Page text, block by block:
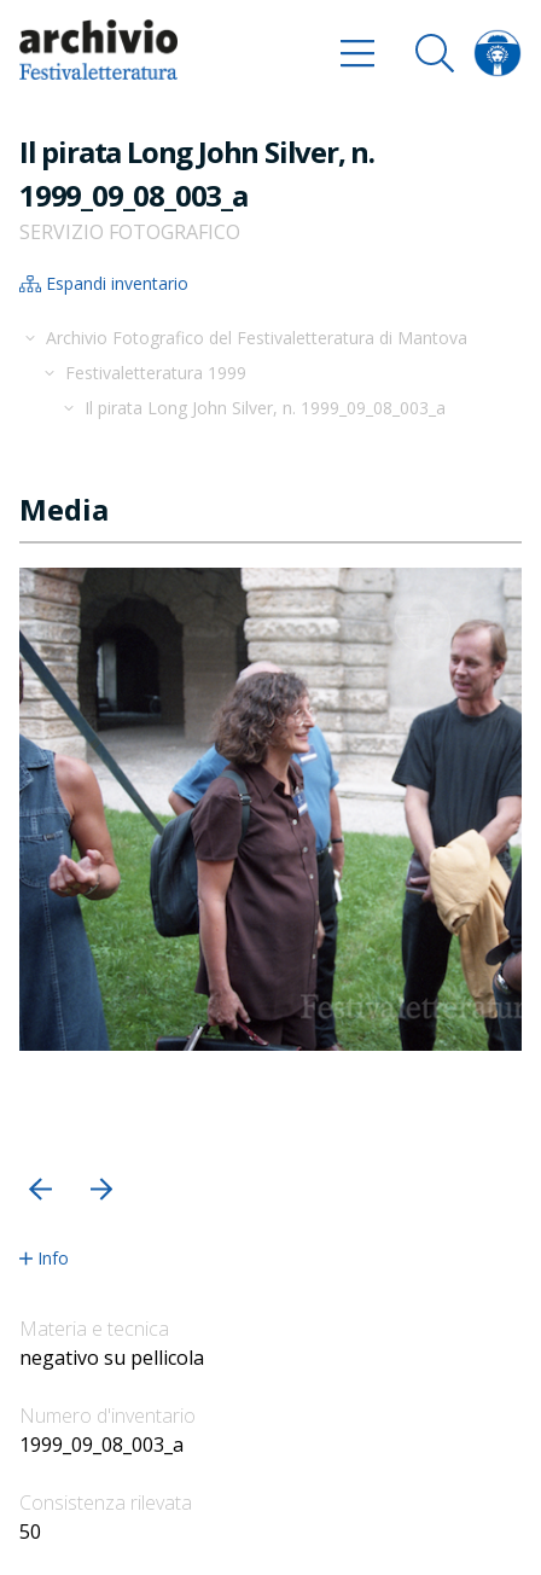
Il pirata Long John Silver, n.
1999_09_08_003_a
SERVIZIO FOTOGRAFICO
Espandi inventario
Archivio Fotografico del Festivaletteratura di Mantova
Festivaletteratura 1999
Il pirata Long John Silver, n. 1999_09_08_003_a
Media
Info
Materia e tecnica
negativo su pellicola
Numero d'inventario
1999_09_08_003_a
Consistenza rilevata
50